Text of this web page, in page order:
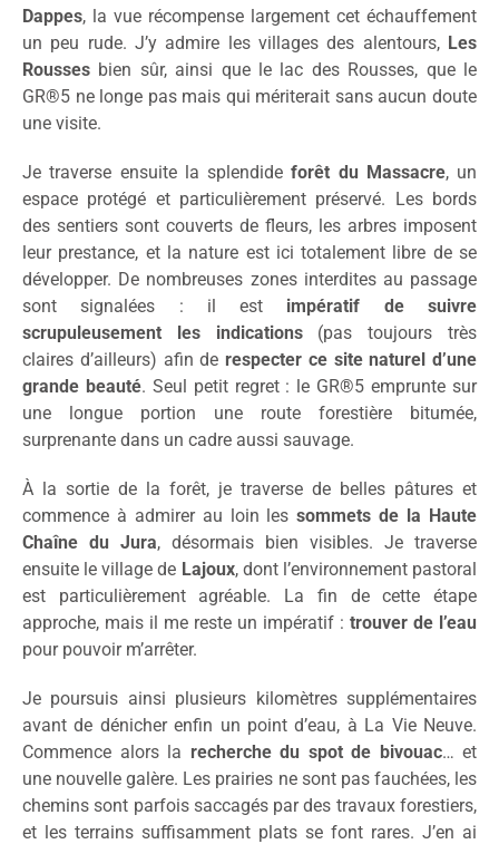
Dappes, la vue récompense largement cet échauffement
un peu rude. J’y admire les villages des alentours, Les
Rousses bien sûr, ainsi que le lac des Rousses, que le
GR®5 ne longe pas mais qui mériterait sans aucun doute
une visite.
Je traverse ensuite la splendideforêt du Massacre, un
espace protégé et particulièrement préservé. Les bords
des sentiers sont couverts de fleurs, les arbres imposent
leur prestance, et la nature est ici totalement libre de se
développer. De nombreuses zones interdites au passage
sont signalées : il est impératif de suivre
scrupuleusement les indications(pas toujours très
claires d’ailleurs) afin de respecter ce site naturel d’une
grande beauté. Seul petit regret : le GR®5 emprunte sur
une longue portion une route forestière bitumée,
surprenante dans un cadre aussi sauvage.
À la sortie de la forêt, je traverse de belles pâtures et
commence à admirer au loin lessommets de la Haute
Chaîne du Jura, désormais bien visibles. Je traverse
ensuite le village de Lajoux, dont l’environnement pastoral
est particulièrement agréable. La fin de cette étape
approche, mais il me reste un impératif : trouver de l’eau
pour pouvoir m’arrêter.
Je poursuis ainsi plusieurs kilomètres supplémentaires
avant de dénicher enfin un point d’eau, à La Vie Neuve.
Commence alors la recherche du spot de bivouac… et
une nouvelle galère. Les prairies ne sont pas fauchées, les
chemins sont parfois saccagés par des travaux forestiers,
et les terrains suffisamment plats se font rares. J’en ai